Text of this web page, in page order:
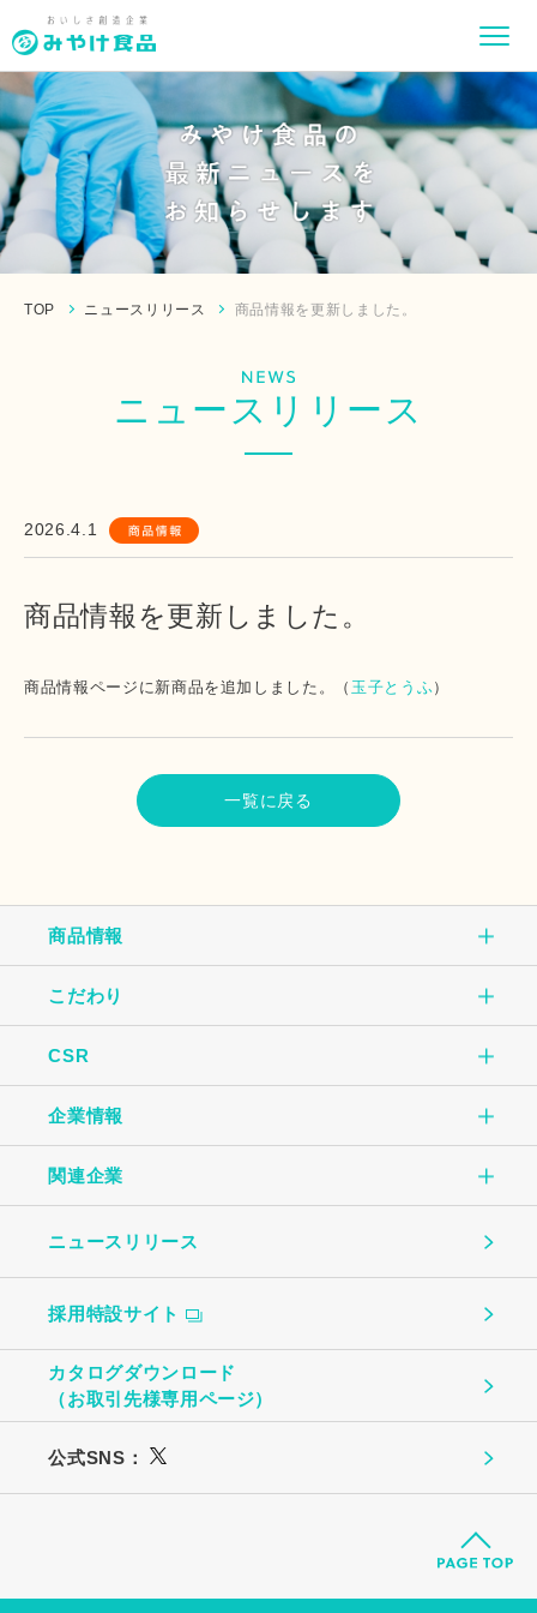
TOP ニュースリリース 商品情報を更新しました。
ニュースリリース
2026.4.1
商品情報を更新しました。
商品情報ページに新商品を追加しました。（ 玉子とうふ）
一覧に戻る
商品情報
商品情報TOP
オムレツ
温泉たまご・ゆで卵
こだわり
こだわりTOP
大切にしていること
ものづくり
CSR
CSR TOP
働く社員のために
企業情報
企業情報TOP
ご挨拶
会社概要
事業所・関連企業
関連企業
（株）中条たまご
中条たまご直売店
（株）ビッグエッグ札幌
（株）トーチク
（株）広島農産食品
ニュースリリース
採用特設サイト
カタログダウンロード
（お取引先様専用ページ）
公式SNS：